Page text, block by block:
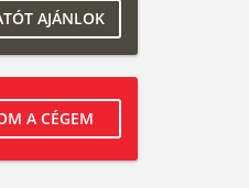
AJÁNLOK
A CÉGEM